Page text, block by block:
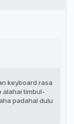
keyboard rasa
alahai timbul-
padahal dulu